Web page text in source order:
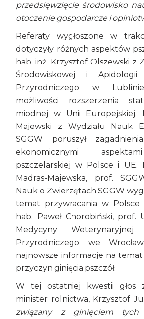
przedsięwzięcie środowisko
otoczenie gospodarcze i
Referaty wygłoszone w
dotyczyły różnych aspektów
hab. inż. Krzysztof Olszewski z
Środowiskowej i Apidologii
Przyrodniczego w
możliwości rozszerzenia
miodnej w Unii Europejskiej.
Majewski z Wydziału Nauk
SGGW poruszył
ekonomicznymi
pszczelarskiej w Polsce i UE.
Madras-Majewska, prof.
Nauk o Zwierzętach SGGW
temat przywracania w Polsce
hab. Paweł Chorobiński, prof.
Medycyny Weterynaryjnej
Przyrodniczego we
najnowsze informacje na
przyczyn ginięcia pszczół.
W tej ostatniej kwestii głos
minister rolnictwa, Krzysztof
związany z ginięciem tych